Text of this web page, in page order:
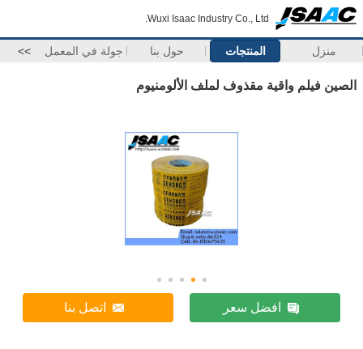
Wuxi Isaac Industry Co., Ltd.
منزل المنتجات حول بنا جولة في المعمل >>
الصين فيلم واقية مقذوف لملف الألومنيوم
افضل سعر اتصل بنا